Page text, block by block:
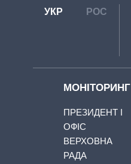
УКР РОС
МОНІТОРИНГ
ПРЕЗИДЕНТ І
ОФІС
ВЕРХОВНА
РАДА